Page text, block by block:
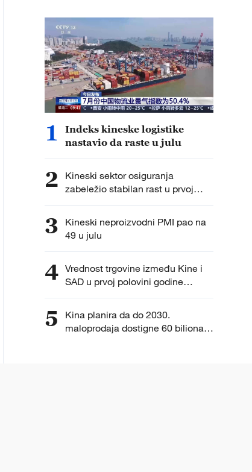
1
Indeks kineske logistike
nastavio da raste u julu
2
Kineski sektor osiguranja
zabeležio stabilan rast u prvoj
polovini godine
3
Kineski neproizvodni PMI pao na
49 u julu
4 Vrednost trgovine između Kine i
SAD u prvoj polovini godine
dostigla 2 biliona juana
5
Kina planira da do 2030.
maloprodaja dostigne 60 biliona